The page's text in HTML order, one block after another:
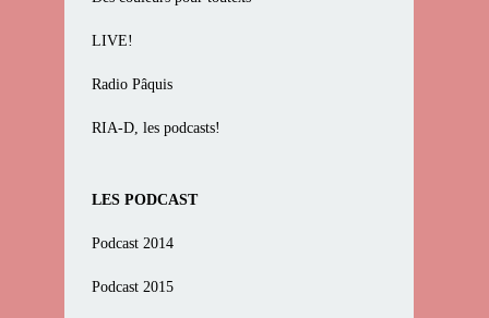
LIVE!
Radio Pâquis
RIA-D, les podcasts!
LES PODCAST
Podcast 2014
Podcast 2015